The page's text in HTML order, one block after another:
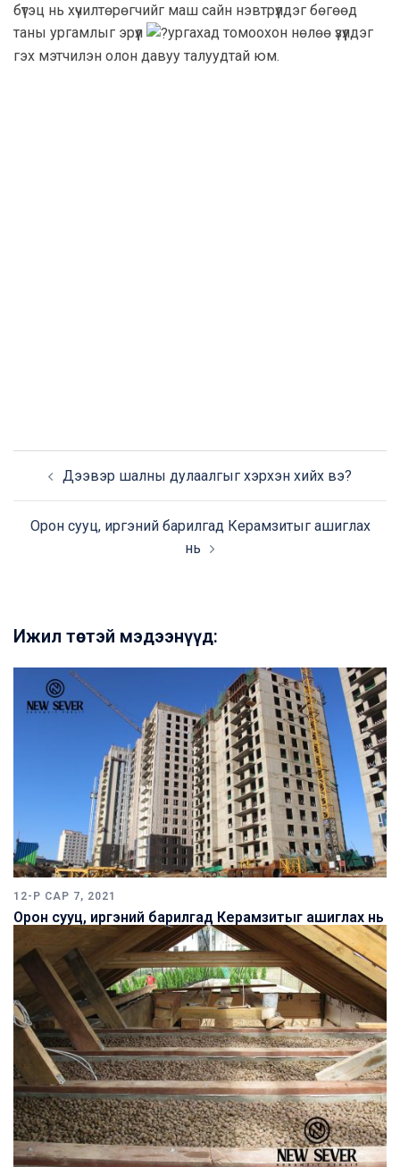
бүтэц нь хүчилтөрөгчийг маш сайн нэвтрүүлдэг бөгөөд
таны ургамлыг эрүүл
ургахад томоохон нөлөө үзүүлдэг
гэх мэтчилэн олон давуу талуудтай юм.
Дээвэр шалны дулаалгыг хэрхэн хийх вэ?
Орон сууц, иргэний барилгад Керамзитыг ашиглах
нь
Ижил төстэй мэдээнүүд:
12-Р САР 7, 2021
Орон сууц, иргэний барилгад Керамзитыг ашиглах нь